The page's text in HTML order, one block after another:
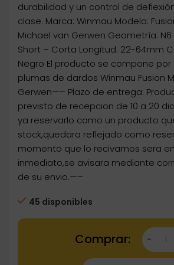
durabilidad y un control de
clase. Marca: Winmau Modelo:
Michael van Gerwen Geometría:
Short – Corta Longitud: 22-64mm
Negro El producto se compone por
plumas de dardos Winmau Fusion
Gerwen—– Plazo de entrega:
previsto de recepcion de 10 a 20
ya reservarlo como un producto
stock,quedara reflejado como
momento que lo recivamos sera
inmediato,se avisara mediante
de su envio.—–
45 disponibles
Dartstore Plumas